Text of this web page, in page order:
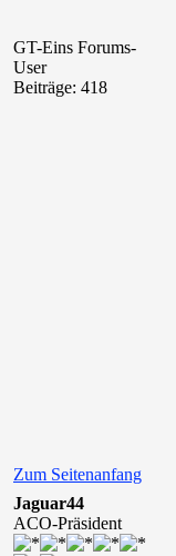
GT-Eins Forums-
User
Beiträge: 418
Zum Seitenanfang
Jaguar44
ACO-Präsident